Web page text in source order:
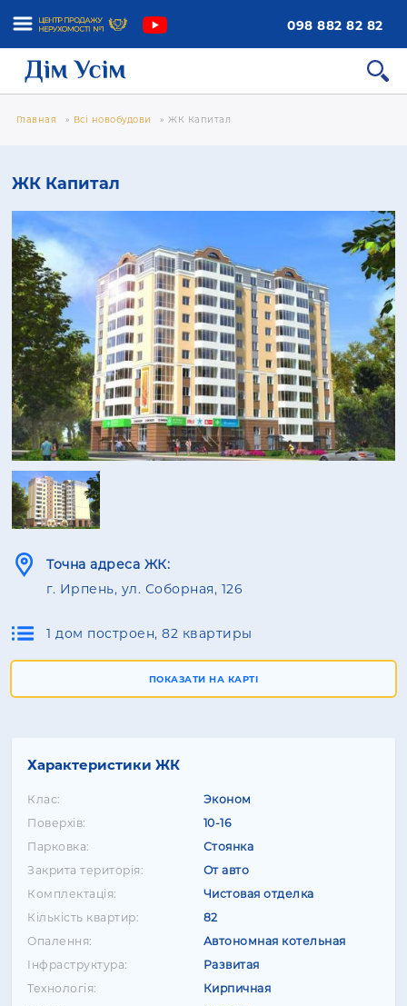
098 882 82 82
Главная » Всі новобудови » ЖК Капитал
ЖК Капитал
Точна адреса ЖК:
г. Ирпень, ул. Соборная, 126
1 дом построен, 82 квартиры
ПОКАЗАТИ НА КАРТІ
Характеристики ЖК
Клас:
Эконом
Поверхів:
10-16
Парковка:
Стоянка
Закрита територія:
От авто
Комплектація:
Чистовая отделка
Кількість квартир:
82
Опалення:
Автономная котельная
Інфраструктура:
Развитая
Технологія:
Кирпичная